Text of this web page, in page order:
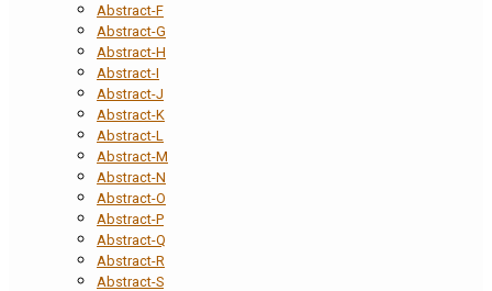
Abstract-F
Abstract-G
Abstract-H
Abstract-I
Abstract-J
Abstract-K
Abstract-L
Abstract-M
Abstract-N
Abstract-O
Abstract-P
Abstract-Q
Abstract-R
Abstract-S